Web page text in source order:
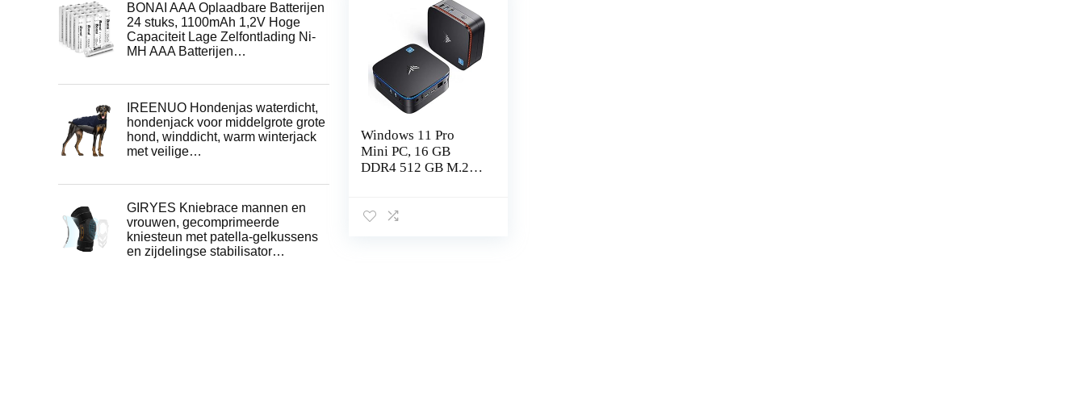
BONAI AAA Oplaadbare Batterijen
24 stuks, 1100mAh 1,2V Hoge
Capaciteit Lage Zelfontlading Ni-
MH AAA Batterijen…
IREENUO Hondenjas waterdicht,
hondenjack voor middelgrote grote
hond, winddicht, warm winterjack
met veilige…
GIRYES Kniebrace mannen en
vrouwen, gecomprimeerde
kniesteun met patella-gelkussens
en zijdelingse stabilisator…
Windows 11 Pro
Mini PC, 16 GB
DDR4 512 GB M.2
Micro Desktop